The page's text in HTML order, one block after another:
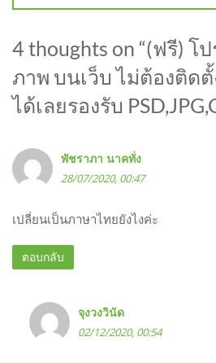
4 thoughts on “(ฟรี) โ
ภาพ บนเว็บ ไม่ต้องติดตั้
ได้เลยรองรับ
พัชราภา นาคทั่ง
28/07/2020, 00:47
เปลี่ยนเป็นภาษาไทยยังไงค่ะ
ตอบกลับ
จุงวงวินัด
02/12/2020, 00:54